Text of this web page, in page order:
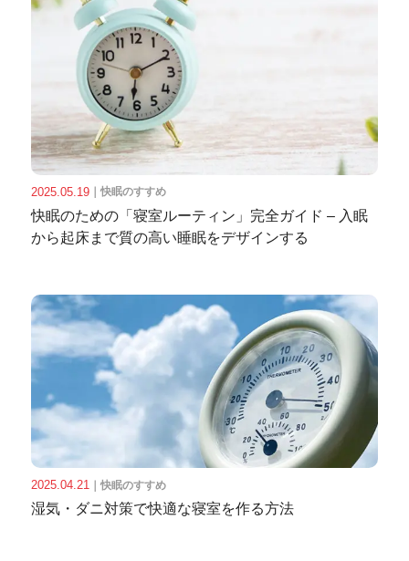
2025.05.19｜ 快眠のすすめ
快眠のための「寝室ルーティン」完全ガイド – 入眠
から起床まで質の高い睡眠をデザインする
2025.04.21 ｜ 快眠のすすめ
湿気・ダニ対策で快適な寝室を作る方法